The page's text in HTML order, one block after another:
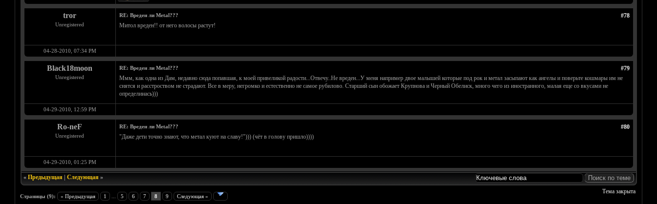
tror
Unregistered
#78
RE: Вреден ли Metal???
Митол вреден!! от него волосы растут!
04-28-2010, 07:34 PM
Black18moon
Unregistered
#79
RE: Вреден ли Metal???
Ммм, как одна из Дам, недавно сюда попавшая, к моей привеликой радости...Отвечу..Не вреден...У меня например двое малышей которые под рок и метал засыпают как ангелы и поверьте кошмары им не
снятся и расстроством не страдают. Все в меру, негромко и естественно не самое рубилово. Старший сын обожает Крупнова и Черный Обелиск, много чего из иностранного, малая еще со вкусами не
определииась)))
04-29-2010, 12:59 PM
Ro-neF
Unregistered
#80
RE: Вреден ли Metal???
"Даже дети точно знают, что метал куют на славу!"))) (чёт в голову пришло))))
04-29-2010, 01:25 PM
« Предыдущая| Следующая»
Страницы (9): « Предыдущая 1 5 6 7 8 9 Следующая »
Тема закрыта